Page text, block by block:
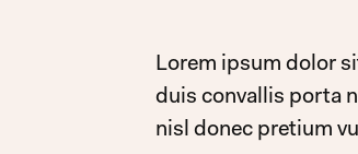
Lorem ipsum dolor
duis convallis porta
nisl donec pretium